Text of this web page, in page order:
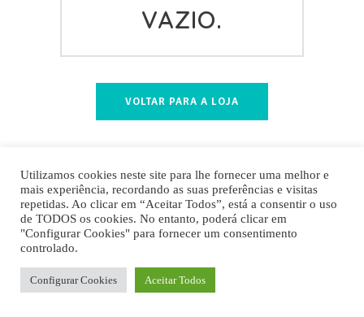
VAZIO.
VOLTAR PARA A LOJA
Sorry, the comment form is closed at this time.
Utilizamos cookies neste site para lhe fornecer uma melhor e
mais experiência, recordando as suas preferências e visitas
repetidas. Ao clicar em “Aceitar Todos”, está a consentir o uso
de TODOS os cookies. No entanto, poderá clicar em
"Configurar Cookies" para fornecer um consentimento
controlado.
Configurar Cookies Aceitar Todos